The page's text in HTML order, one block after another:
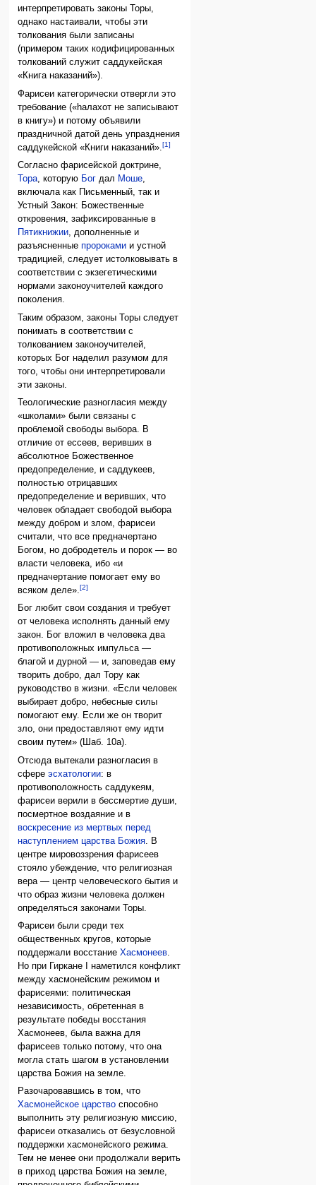
интерпретировать законы Торы,
однако настаивали, чтобы эти
толкования были записаны
(примером таких кодифицированных
толкований служит саддукейская
«Книга наказаний»).
Фарисеи категорически отвергли это
требование («hалахот не записывают
в книгу») и потому объявили
праздничной датой день упразднения
саддукейской «Книги наказаний».[1]
Согласно фарисейской доктрине,
Тора, которую Бог дал Моше,
включала как Письменный, так и
Устный Закон: Божественные
откровения, зафиксированные в
Пятикнижии, дополненные и
разъясненныепророками и устной
традицией, следует истолковывать в
соответствии с экзегетическими
нормами законоучителей каждого
поколения.
Таким образом, законы Торы следует
понимать в соответствии с
толкованием законоучителей,
которых Бог наделил разумом для
того, чтобы они интерпретировали
эти законы.
Теологические разногласия между
«школами» были связаны с
проблемой свободы выбора. В
отличие от ессеев, веривших в
абсолютное Божественное
предопределение, и саддукеев,
полностью отрицавших
предопределение и веривших, что
человек обладает свободой выбора
между добром и злом, фарисеи
считали, что все предначертано
Богом, но добродетель и порок — во
власти человека, ибо «и
предначертание помогает ему во
всяком деле».[2]
Бог любит свои создания и требует
от человека исполнять данный ему
закон. Бог вложил в человека два
противоположных импульса —
благой и дурной — и, заповедав ему
творить добро, дал Тору как
руководство в жизни. «Если человек
выбирает добро, небесные силы
помогают ему. Если же он творит
зло, они предоставляют ему идти
своим путем» (Шаб. 10а).
Отсюда вытекали разногласия в
сфереэсхатологии: в
противоположность саддукеям,
фарисеи верили в бессмертие души,
посмертное воздаяние и в
воскресение из мертвых перед
наступлением царства Божия . В
центре мировоззрения фарисеев
стояло убеждение, что религиозная
вера — центр человеческого бытия и
что образ жизни человека должен
определяться законами Торы.
Фарисеи были среди тех
общественных кругов, которые
поддержали восстаниеХасмонеев.
Но при Гиркане I наметился конфликт
между хасмонейским режимом и
фарисеями: политическая
независимость, обретенная в
результате победы восстания
Хасмонеев, была важна для
фарисеев только потому, что она
могла стать шагом в установлении
царства Божия на земле.
Разочаровавшись в том, что
Хасмонейское царство способно
выполнить эту религиозную миссию,
фарисеи отказались от безусловной
поддержки хасмонейского режима.
Тем не менее они продолжали верить
в приход царства Божия на земле,